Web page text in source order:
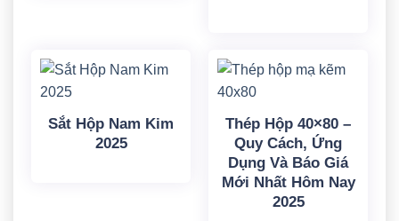
Sắt Hộp Nam Kim
2025
Thép Hộp 40×80 –
Quy Cách, Ứng
Dụng Và Báo Giá
Mới Nhất Hôm Nay
2025